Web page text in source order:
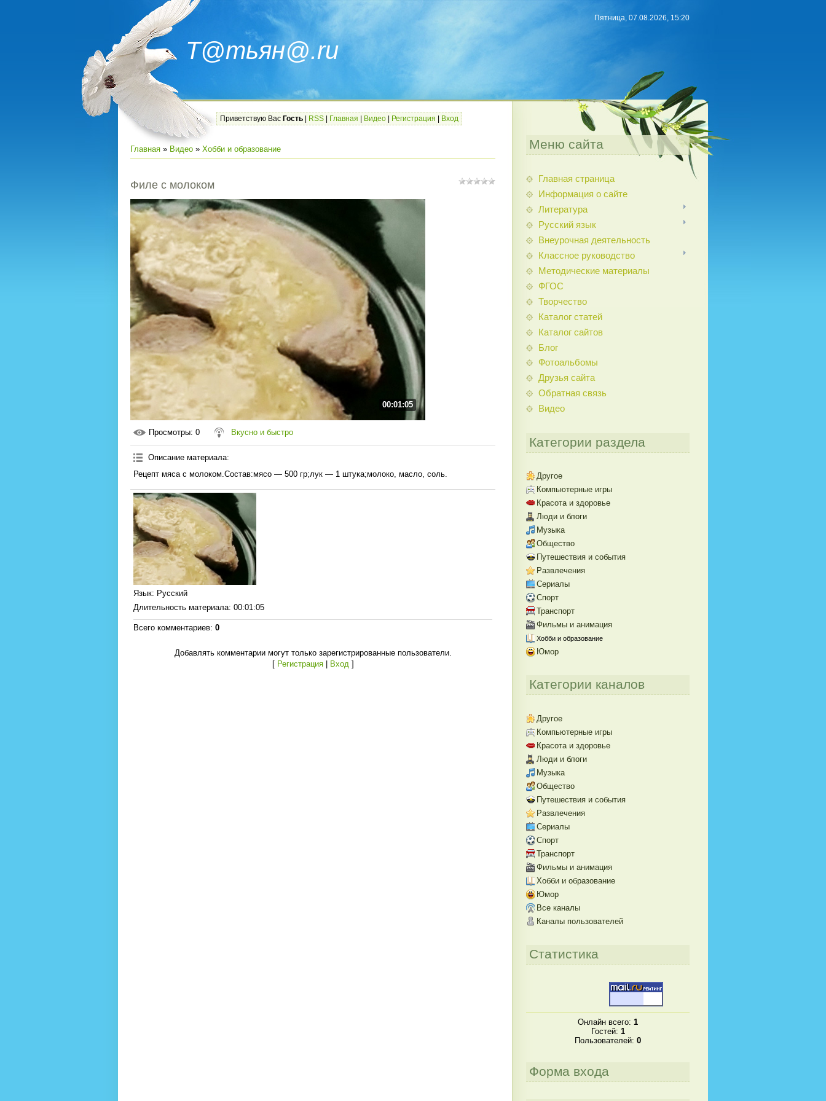
Т@тьян@.ru
Пятница, 07.08.2026, 15:20
Приветствую Вас Гость RSS Главная Видео Регистрация Вход
Главная » Видео » Хобби и образование
Филе с молоком
00:01:05
Просмотры: 0 Вкусно и быстро
Описание материала:
Рецепт мяса с молоком.Состав:мясо — 500 гр;лук — 1 штука;молоко, масло, соль.
Язык: Русский
Длительность материала: 00:01:05
Всего комментариев: 0
Добавлять комментарии могут только зарегистрированные пользователи.
[ Регистрация| Вход]
Меню сайта
Главная страница
Информация о сайте
Литература
Русский язык
Внеурочная деятельность
Классное руководство
Методические материалы
ФГОС
Творчество
Каталог статей
Каталог сайтов
Блог
Фотоальбомы
Друзья сайта
Обратная связь
Видео
Категории раздела
Другое
Компьютерные игры
Красота и здоровье
Люди и блоги
Музыка
Общество
Путешествия и события
Развлечения
Сериалы
Спорт
Транспорт
Фильмы и анимация
Хобби и образование
Юмор
Категории каналов
Другое
Компьютерные игры
Красота и здоровье
Люди и блоги
Музыка
Общество
Путешествия и события
Развлечения
Сериалы
Спорт
Транспорт
Фильмы и анимация
Хобби и образование
Юмор
Все каналы
Каналы пользователей
Статистика
Онлайн всего: 1
Гостей: 1
Пользователей: 0
Форма входа